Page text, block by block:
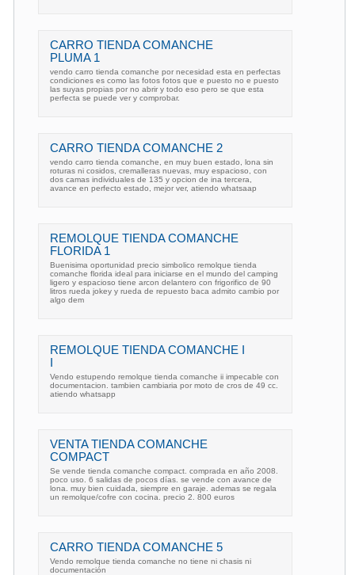
CARRO TIENDA COMANCHE
PLUMA 1
vendo carro tienda comanche por necesidad esta en perfectas
condiciones es como las fotos fotos que e puesto no e puesto
las suyas propias por no abrir y todo eso pero se que esta
perfecta se puede ver y comprobar.
CARRO TIENDA COMANCHE 2
vendo carro tienda comanche, en muy buen estado, lona sin
roturas ni cosidos, cremalleras nuevas, muy espacioso, con
dos camas individuales de 135 y opcion de ina tercera,
avance en perfecto estado, mejor ver, atiendo whatsaap
REMOLQUE TIENDA COMANCHE
FLORIDA 1
Buenisima oportunidad precio simbolico remolque tienda
comanche florida ideal para iniciarse en el mundo del camping
ligero y espacioso tiene arcon delantero con frigorifico de 90
litros rueda jokey y rueda de repuesto baca admito cambio por
algo dem
REMOLQUE TIENDA COMANCHE I
Vendo estupendo remolque tienda comanche ii impecable con
documentacion. tambien cambiaria por moto de cros de 49 cc.
atiendo whatsapp
VENTA TIENDA COMANCHE
COMPACT
Se vende tienda comanche compact. comprada en año 2008.
poco uso. 6 salidas de pocos días. se vende con avance de
lona. muy bien cuidada, siempre en garaje. ademas se regala
un remolque/cofre con cocina. precio 2. 800 euros
CARRO TIENDA COMANCHE 5
Vendo remolque tienda comanche no tiene ni chasis ni
documentación